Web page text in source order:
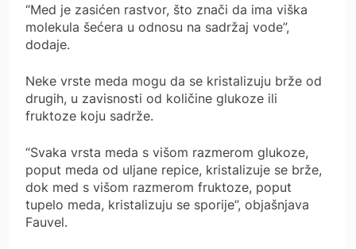
“Med je zasićen rastvor, što znači da ima viška
molekula šećera u odnosu na sadržaj vode”,
dodaje.
Neke vrste meda mogu da se kristalizuju brže od
drugih, u zavisnosti od količine glukoze ili
fruktoze koju sadrže.
“Svaka vrsta meda s višom razmerom glukoze,
poput meda od uljane repice, kristalizuje se brže,
dok med s višom razmerom fruktoze, poput
tupelo meda, kristalizuju se sporije”, objašnjava
Fauvel.